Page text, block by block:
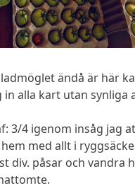
ändå är här
alla kart utan synliga
3/4 igenom insåg jag
med allt i
div. påsar och vandra